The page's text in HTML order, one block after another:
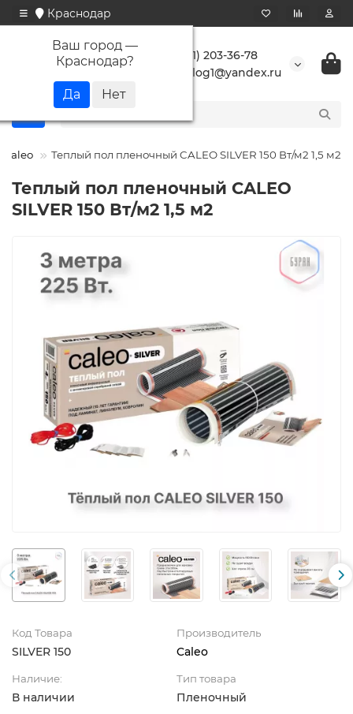
Краснодар
Ваш город —
Краснодар?
+7 (861) 203-36-78
buranlog1@yandex.ru
Caleo Теплый пол пленочный CALEO SILVER 150 Вт/м2 1,5 м2
Теплый пол пленочный CALEO
SILVER 150 Вт/м2 1,5 м2
Код Товара
SILVER 150
Производитель
Caleo
Наличие:
В наличии
Тип товара
Пленочный